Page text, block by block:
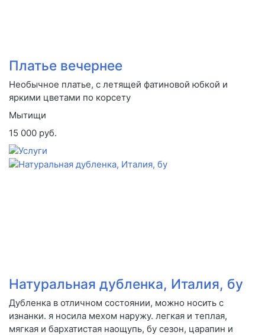
Платье вечернее
Необычное платье, с летящей фатиновой юбкой и
яркими цветами по корсету
Мытищи
15 000 руб.
Натуральная дубленка, Италия, бу
Дубленка в отличном состоянии, можно носить с
изнанки. я носила мехом наружу. легкая и теплая,
мягкая и бархатистая наощупь, бу сезон, царапин и